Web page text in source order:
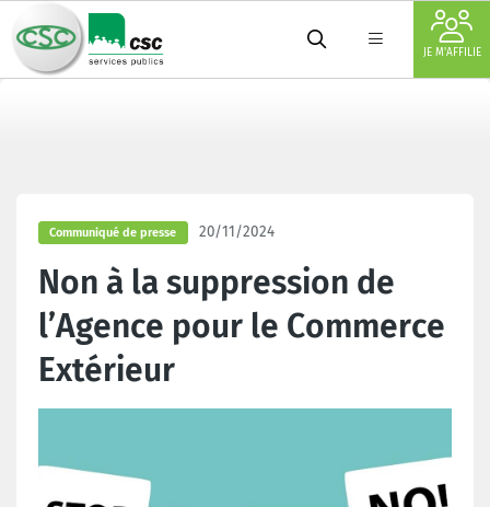
JE M'AFFILIE
Communiqué de presse 20/11/2024
Non à la suppression de
l’Agence pour le Commerce
Extérieur